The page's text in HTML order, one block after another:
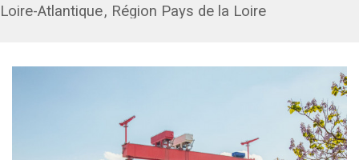
Loire-Atlantique Région Pays de la Loire